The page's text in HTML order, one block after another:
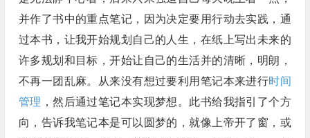
并作了书中的重点笔记，因为决定要用行动去实践，通
过本书，让我开始规划自己的人生，在纸上写出未来的
许多规划和目标，开始让自己的生活并的清晰，明朗，
不再一团乱麻。从来没有想过要利用笔记本来进行时间
管理 ，然后通过笔记本实现梦想。此书给我指引了个方
向，告诉我笔记本是可以圆梦的，就像上帝开了窗，或